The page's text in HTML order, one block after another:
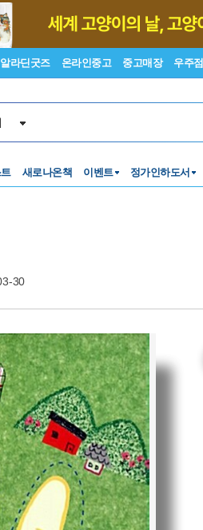
알라딘굿즈 온라인중고 중고매장 우주점
새로나온책 이벤트 정가인하도서
30